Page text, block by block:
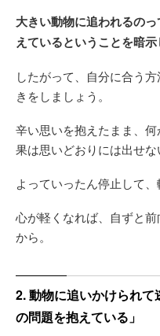
大きい動物に追われるの
えているということを暗
したがって、自分に合う
きをしましょう。
辛い思いを抱えたまま、
果は思いどおりには出せな
よっていったん停止して、
心が軽くなれば、自ずと
から。
2. 動物に追いかけられ
の問題を抱えている」